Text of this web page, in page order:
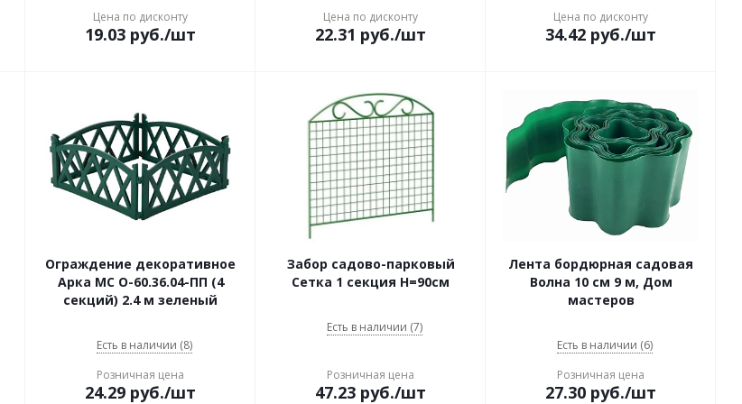
Цена по дисконту
19.03 руб./шт
Цена по дисконту
22.31 руб./шт
Цена по дисконту
34.42 руб./шт
Ограждение декоративное
Арка МС О-60.36.04-ПП (4
секций) 2.4 м зеленый
Есть в наличии (8)
Розничная цена
24.29 руб./шт
Забор садово-парковый
Сетка 1 секция H=90см
Есть в наличии (7)
Розничная цена
47.23 руб./шт
Лента бордюрная садовая
Волна 10 см 9 м, Дом
мастеров
Есть в наличии (6)
Розничная цена
27.30 руб./шт